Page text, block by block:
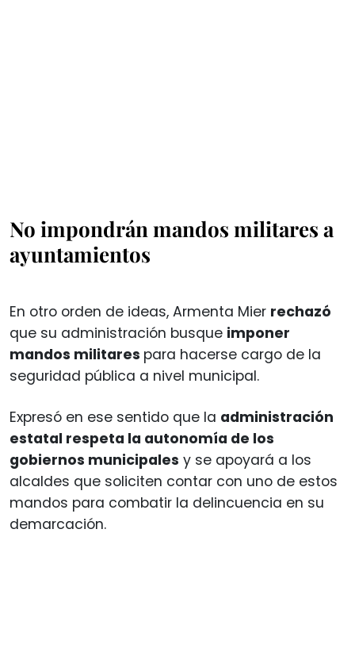
No impondrán mandos militares a
ayuntamientos
En otro orden de ideas, Armenta Mier rechazó
que su administración busque imponer
mandos militares para hacerse cargo de la
seguridad pública a nivel municipal.
Expresó en ese sentido que la administración
estatal respeta la autonomía de los
gobiernos municipales y se apoyará a los
alcaldes que soliciten contar con uno de estos
mandos para combatir la delincuencia en su
demarcación.